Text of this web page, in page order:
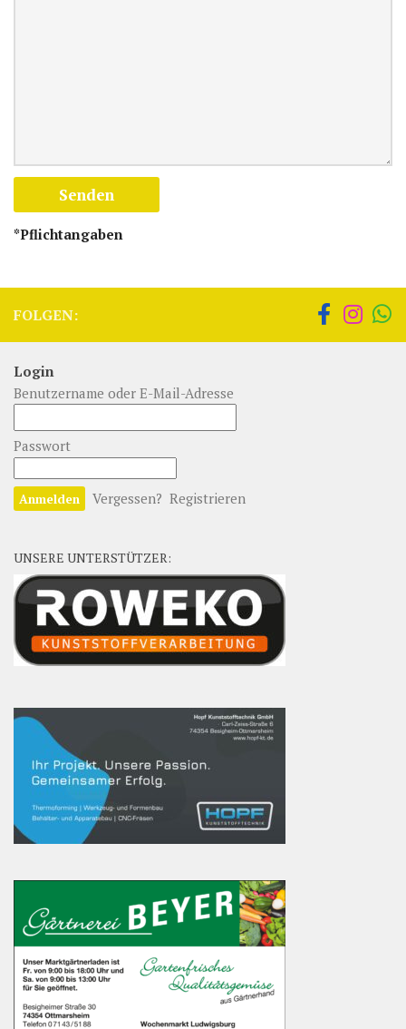
*Pflichtangaben
FOLGEN:
Login
Benutzername oder E-Mail-Adresse
Passwort
Vergessen? Registrieren
UNSERE UNTERSTÜTZER: